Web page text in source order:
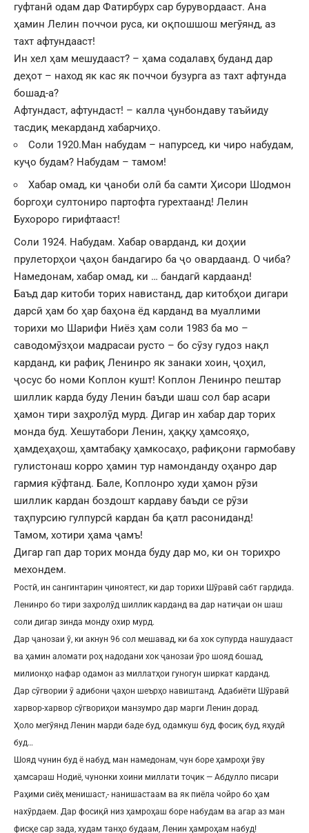
гуфтанӣ одам дар Фатирбурх сар бурувордааст. Ана
ҳамин Лелин поччои руса, ки оқпошшош мегӯянд, аз
тахт афтундааст!
Ин хел ҳам мешудааст? – ҳама содалавҳ буданд дар
деҳот – наход як кас як поччои бузурга аз тахт афтунда
бошад-а?
Афтундаст, афтундаст! – калла ҷунбондаву таъйиду
тасдиқ мекарданд хабарчиҳо.
Соли 1920.Ман набудам – напурсед, ки чиро набудам,
куҷо будам? Набудам – тамом!
Хабар омад, ки ҷаноби олӣ ба самти Ҳисори Шодмон
боргоҳи султониро партофта гурехтаанд! Лелин
Бухороро гирифтааст!
Соли 1924. Набудам. Хабар оварданд, ки доҳии
прулеторҳои ҷаҳон бандагиро ба ҷо овардаанд. О чиба?
Намедонам, хабар омад, ки … бандагӣ кардаанд!
Баъд дар китоби торих навистанд, дар китобҳои дигари
дарсӣ ҳам бо ҳар баҳона ёд карданд ва муаллими
торихи мо Шарифи Ниёз ҳам соли 1983 ба мо –
саводомӯзҳои мадрасаи русто – бо сӯзу гудоз нақл
карданд, ки рафиқ Ленинро як занаки хоин, ҷоҳил,
ҷосус бо номи Коплон кушт! Коплон Ленинро пештар
шиллик карда буду Ленин баъди шаш сол бар асари
ҳамон тири заҳролӯд мурд. Дигар ин хабар дар торих
монда буд. Хешутабори Ленин, ҳаққу ҳамсояҳо,
ҳамдеҳаҳош, ҳамтабақу ҳамкосаҳо, рафиқони гармобаву
гулистонаш корро ҳамин тур намонданду оҳанро дар
гармия кӯфтанд. Бале, Коплонро худи ҳамон рӯзи
шиллик кардан боздошт кардаву баъди се рӯзи
таҳпурсию гулпурсӣ кардан ба қатл расониданд!
Тамом, хотири ҳама ҷамъ!
Дигар гап дар торих монда буду дар мо, ки он торихро
мехондем.
Ростӣ, ин сангинтарин ҷиноятест, ки дар торихи Шӯравӣ сабт гардида.
Ленинро бо тири заҳролӯд шиллик карданд ва дар натиҷаи он шаш
соли дигар зинда монду охир мурд.
Дар ҷанозаи ӯ, ки акнун 96 сол мешавад, ки ба хок супурда нашудааст
ва ҳамин аломати роҳ надодани хок ҷанозаи ӯро шояд бошад,
милионҳо нафар одамон аз миллатҳои гуногун ширкат карданд.
Дар сӯгвории ӯ адибони ҷаҳон шеърҳо навиштанд. Адабиёти Шӯравӣ
харвор-харвор сӯгвориҳои манзумро дар марги Ленин дорад.
Ҳоло мегӯянд Ленин марди баде буд, одамкуш буд, фосиқ буд, яҳудӣ
буд…
Шояд чунин буд ё набуд, ман намедонам, чун боре ҳамроҳи ӯву
ҳамсараш Нодиё, чунонки хоини миллати тоҷик — Абдулло писари
Раҳими сиёҳ менишаст,- нанишастаам ва як пиёла чойро бо ҳам
нахӯрдаем. Дар фосиқӣ низ ҳамроҳаш боре набудам ва агар аз ман
фисқе сар зада, худам танҳо будаам, Ленин ҳамроҳам набуд!